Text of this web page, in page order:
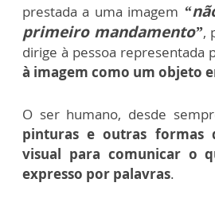
prestada a uma imagem
primeiro mandamento”,
dirige à pessoa representada
à imagem como um objeto
O ser humano, desde
pinturas e outras formas
visual para comunicar o
expresso por palavras.